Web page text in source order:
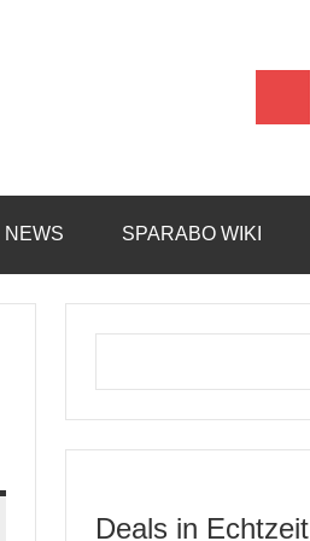
NEWS SPARABO WIKI
Deals in Echtzeit